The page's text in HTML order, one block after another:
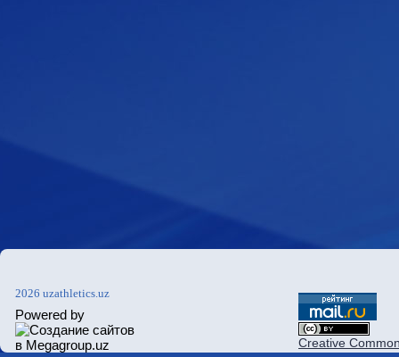
2026 uzathletics.uz
Powered by
Creative